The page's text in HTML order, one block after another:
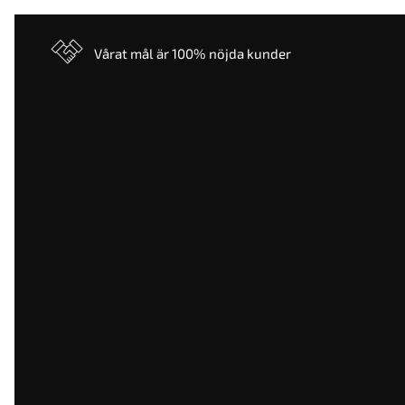
Vårat mål är 100% nöjda kunder